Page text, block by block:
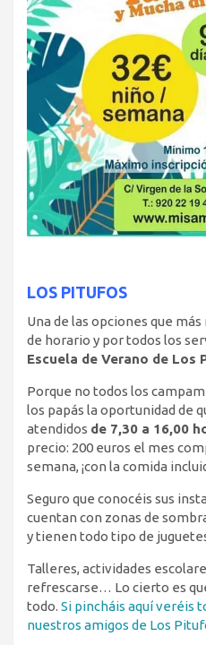
LOS PITUFOS
Una de las opciones que
de horario y por todos los
Escuela de Verano de Los
Porque no todos los
los papás la oportunidad de
atendidos de 7,30 a 16,00
precio: 200 euros el mes
semana, ¡con la comida
Seguro que conocéis sus
cuentan con zonas de
y tienen todo tipo de
Talleres, actividades
refrescarse… Lo cierto es
todo. Si pincháis aquí veréis
nuestros amigos de Los